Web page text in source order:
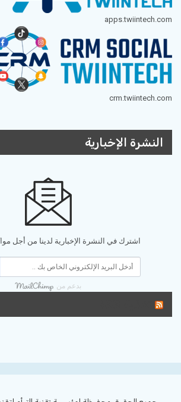
apps.twiintech.com
crm.twiintech.com
النشرة الإخبارية
اشترك في النشرة الإخبارية لدينا من أجل
بدعم من